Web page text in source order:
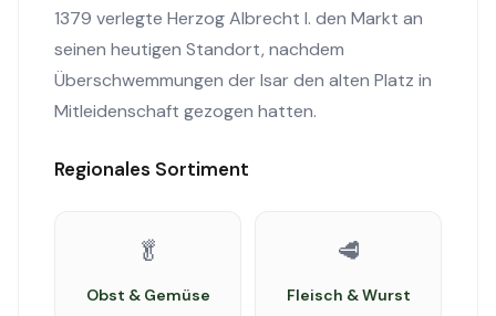
1379 verlegte Herzog Albrecht I. den Markt an
seinen heutigen Standort, nachdem
Überschwemmungen der Isar den alten Platz in
Mitleidenschaft gezogen hatten.
Regionales Sortiment
🥬
Obst & Gemüse
🥩
Fleisch & Wurst